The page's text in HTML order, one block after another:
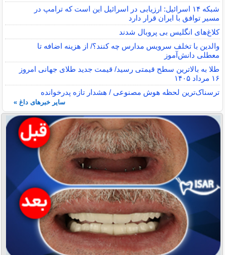
شبکه ۱۴ اسرائیل: ارزیابی در اسرائیل این است که ترامپ در
مسیر توافق با ایران قرار دارد
کلاغ‌های انگلیس بی پروبال شدند
والدین با تخلف سرویس مدارس چه کنند؟/ از هزینه اضافه تا
معطلی دانش‌آموز
طلا به بالاترین سطح قیمتی رسید/ قیمت جدید طلای جهانی امروز
۱۶ مرداد ۱۴۰۵
ترسناک‌ترین لحظه هوش مصنوعی / هشدار تازه پدرخوانده
سایر خبرهای داغ »